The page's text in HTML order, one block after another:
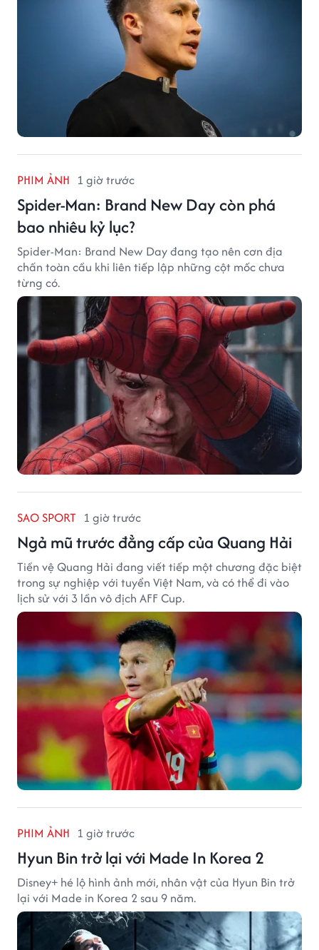
PHIM ẢNH 1 giờ trước
Spider-Man: Brand New Day còn phá
bao nhiêu kỷ lục?
Spider-Man: Brand New Day đang tạo nên cơn địa
chấn toàn cầu khi liên tiếp lập những cột mốc chưa
từng có.
SAO SPORT 1 giờ trước
Ngả mũ trước đẳng cấp của Quang Hải
Tiền vệ Quang Hải đang viết tiếp một chương đặc biệt
trong sự nghiệp với tuyển Việt Nam, và có thể đi vào
lịch sử với 3 lần vô địch AFF Cup.
PHIM ẢNH 1 giờ trước
Hyun Bin trở lại với Made In Korea 2
Disney+ hé lộ hình ảnh mới, nhân vật của Hyun Bin trở
lại với Made in Korea 2 sau 9 năm.